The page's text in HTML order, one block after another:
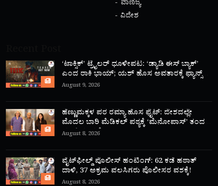
ವಾಣಿಜ್ಯ
ವಿದೇಶ
‘ಟಾಕ್ಸಿಕ್’ ಟ್ರೈಲರ್ ಧೂಳೀಪಟ: ‘ಡ್ಯಾಡಿ ಈಸ್ ಬ್ಯಾಕ್’
ಎಂದ ರಾಕಿ ಭಾಯ್; ಯಶ್ ಹೊಸ ಅವತಾರಕ್ಕೆ ಫ್ಯಾನ್ಸ್
ಫಿದಾ!
August 9, 2026
ಹೆಣ್ಣುಮಕ್ಕಳ ಪರ ರಮ್ಯಾ ಹೊಸ ಫೈಟ್: ದೇಶದಲ್ಲೇ
ಮೊದಲ ಬಾರಿ ಮೆಡಿಕಲ್ ಪಠ್ಯಕ್ಕೆ ‘ಮೆನೋಪಾಸ್’ ತಂದ
ಮಾಜಿ ಸಂಸದೆ!
August 8, 2026
ವೈಟ್‌ಫೀಲ್ಡ್ ಪೊಲೀಸ್ ಹಂಟಿಂಗ್: 62 ಕಡೆ ಹಠಾತ್
ದಾಳಿ, 37 ಅಕ್ರಮ ವಲಸಿಗರು ಪೊಲೀಸರ ವಶಕ್ಕೆ!
August 8, 2026